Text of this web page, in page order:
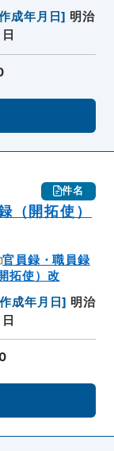
成年月日] 明治
件名
（開拓使）
官員録・職員録
拓使）改
成年月日] 明治